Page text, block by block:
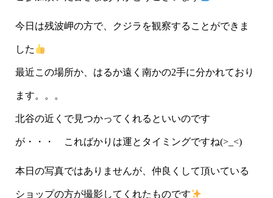
今日は残波岬の方で、クジラを観察することができま
した
最近この場所か、はるか遠く南かの2手に分かれており
ます。。。
北谷の近くで見つかってくれるといいのです
が・・・ こればかりは運とタイミングですね(>_<)
本日の写真ではありませんが、仲良くして頂いている
ショップの方が撮影してくれたものです